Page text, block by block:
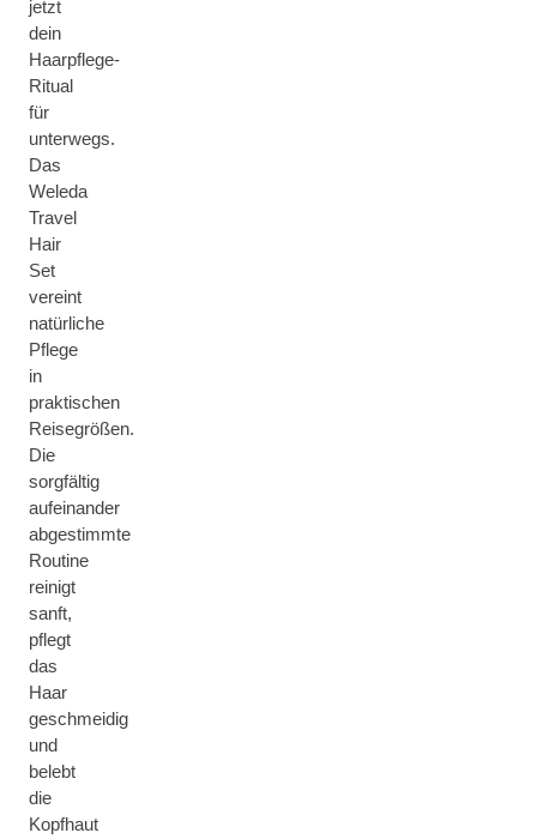
jetzt
dein
Haarpflege-
Ritual
für
unterwegs.
Das
Weleda
Travel
Hair
Set
vereint
natürliche
Pflege
in
praktischen
Reisegrößen.
Die
sorgfältig
aufeinander
abgestimmte
Routine
reinigt
sanft,
pflegt
das
Haar
geschmeidig
und
belebt
die
Kopfhaut